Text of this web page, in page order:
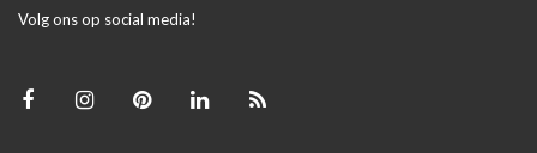
Volg ons op social media!